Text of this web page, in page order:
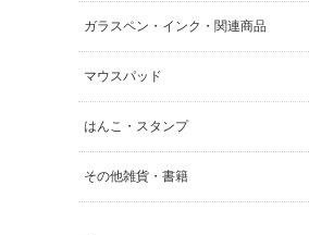
ガラスペン・インク・関連商品
マウスパッド
はんこ・スタンプ
その他雑貨・書籍